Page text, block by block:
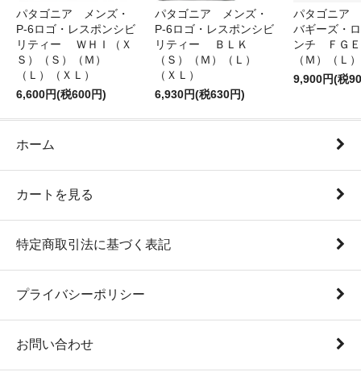
パタゴニア メンズ・
P-6ロゴ・レスポンシビ
リティー ＷＨＩ（Ｘ
Ｓ）（Ｓ）（Ｍ）
（Ｌ）（ＸＬ）
6,600円(税600円)
パタゴニア メンズ・
P-6ロゴ・レスポンシビ
リティー ＢＬＫ
（Ｓ）（Ｍ）（Ｌ）
（ＸＬ）
6,930円(税630円)
パタゴニア
バギーズ・
ンチ ＦＧ
（Ｍ）（Ｌ
9,900円(税
ホーム
カートを見る
特定商取引法に基づく表記
プライバシーポリシー
お問い合わせ